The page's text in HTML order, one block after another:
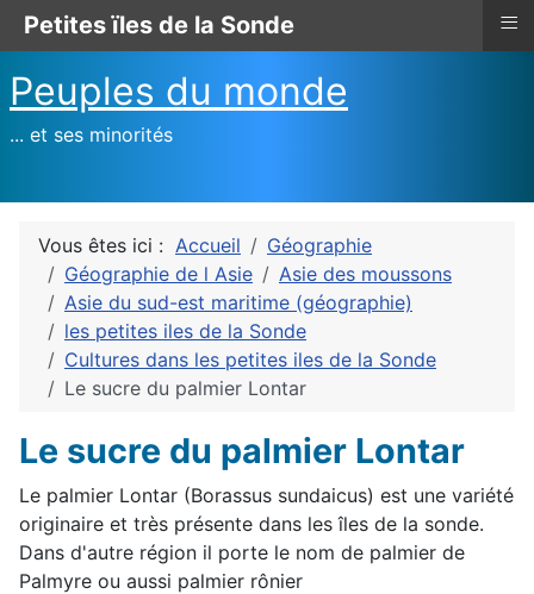
Peuples du monde
... et ses minorités
Vous êtes ici : Accueil
Géographie
Géographie de l Asie
Asie des moussons
Asie du sud-est maritime (géographie)
les petites iles de la Sonde
Cultures dans les petites iles de la Sonde
Le sucre du palmier Lontar
Le sucre du palmier Lontar
Le palmier Lontar (Borassus sundaicus) est une variété
originaire et très présente dans les îles de la sonde.
Dans d'autre région il porte le nom de palmier de
Palmyre ou aussi palmier rônier
Petites ïles de la Sonde ≡